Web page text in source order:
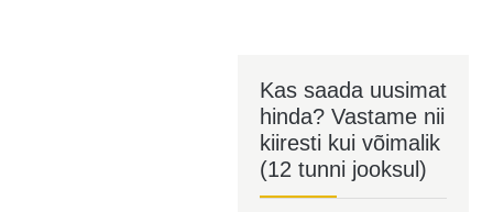
Kas saada uusimat
hinda? Vastame nii
kiiresti kui võimalik
(12 tunni jooksul)